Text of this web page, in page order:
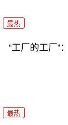
最热
“工厂的工厂”
最热